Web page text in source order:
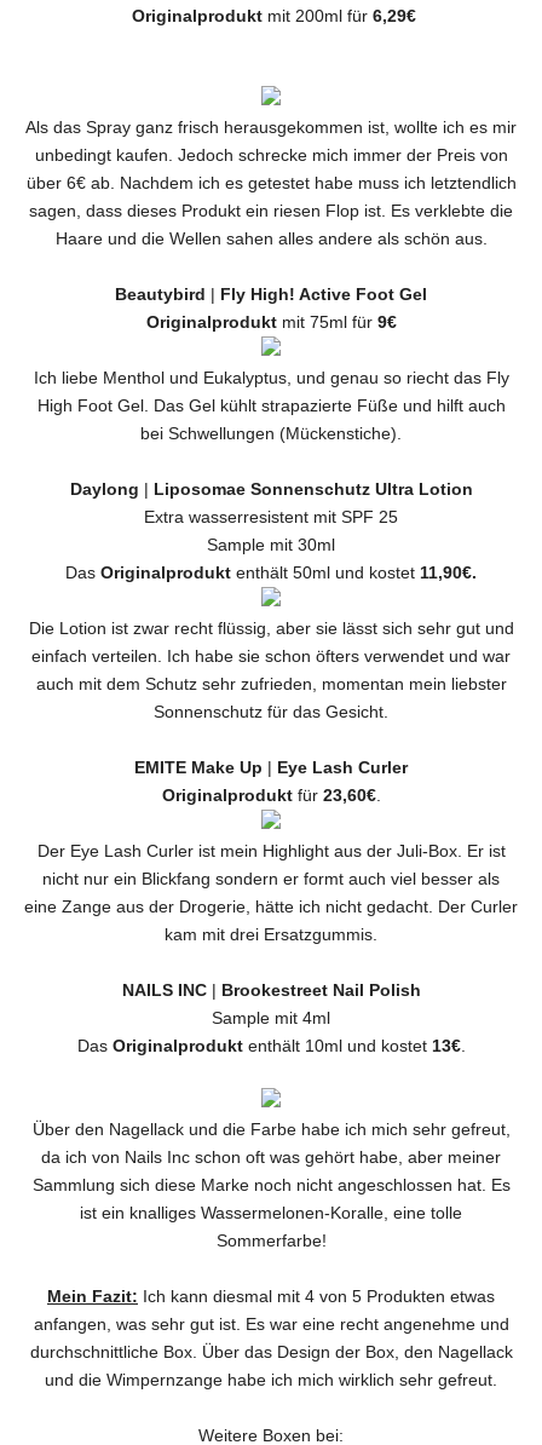
Originalproduktmit 200ml für 6,29€
Als das Spray ganz frisch herausgekommen ist, wollte ich es mir
unbedingt kaufen. Jedoch schrecke mich immer der Preis von
über 6€ ab. Nachdem ich es getestet habe muss ich letztendlich
sagen, dass dieses Produkt ein riesen Flop ist. Es verklebte die
Haare und die Wellen sahen alles andere als schön aus.
Beautybird | Fly High! Active Foot Gel
Originalproduktmit 75ml für 9€
Ich liebe Menthol und Eukalyptus, und genau so riecht das Fly
High Foot Gel. Das Gel kühlt strapazierte Füße und hilft auch
bei Schwellungen (Mückenstiche).
Daylong | Liposomae Sonnenschutz Ultra Lotion
Extra wasserresistent mit SPF 25
Sample mit 30ml
Das Originalprodukt enthält 50ml und kostet 11,90€.
Die Lotion ist zwar recht flüssig, aber sie lässt sich sehr gut und
einfach verteilen. Ich habe sie schon öfters verwendet und war
auch mit dem Schutz sehr zufrieden, momentan mein liebster
Sonnenschutz für das Gesicht.
EMITE Make Up | Eye Lash Curler
Originalproduktfür 23,60€.
Der Eye Lash Curler ist mein Highlight aus der Juli-Box. Er ist
nicht nur ein Blickfang sondern er formt auch viel besser als
eine Zange aus der Drogerie, hätte ich nicht gedacht. Der Curler
kam mit drei Ersatzgummis.
NAILS INC| Brookestreet Nail Polish
Sample mit 4ml
Das Originalproduktenthält 10ml und kostet 13€.
Über den Nagellack und die Farbe habe ich mich sehr gefreut,
da ich von Nails Inc schon oft was gehört habe, aber meiner
Sammlung sich diese Marke noch nicht angeschlossen hat. Es
ist ein knalliges Wassermelonen-Koralle, eine tolle
Sommerfarbe!
Mein Fazit: Ich kann diesmal mit 4 von 5 Produkten etwas
anfangen, was sehr gut ist. Es war eine recht angenehme und
durchschnittliche Box. Über das Design der Box, den Nagellack
und die Wimpernzange habe ich mich wirklich sehr gefreut.
Weitere Boxen bei: